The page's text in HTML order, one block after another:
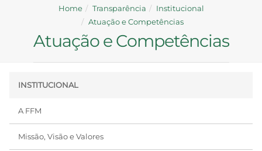
Home Transparência
Institucional
Atuação e Competências
Atuação e Competências
INSTITUCIONAL
A FFM
Missão, Visão e Valores